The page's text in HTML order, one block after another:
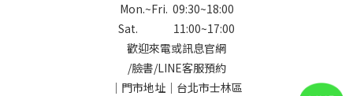
Mon.~Fri. 09:30~18:00
Sat. 11:00~17:00
歡迎來電或訊息官網
/臉書/LINE客服預約
｜門市地址｜台北市士林區